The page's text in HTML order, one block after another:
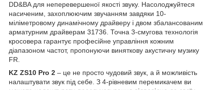
DD&BA для неперевершеної якості звуку. Насолоджуйтеся
насиченим, захоплюючим звучанням завдяки 10-
міліметровому динамічному драйверу і двом збалансованим
арматурним драйверам 31736. Точна 3-смугова технологія
кросовера гарантує професійне управління кожним
діапазоном частот, пропонуючи виняткову акустичну музику
FR.
KZ ZS10 Pro 2 – це не просто чудовий звук, а й можливість
налаштувати звук під себе. З 4-рівневим перемикачем ви